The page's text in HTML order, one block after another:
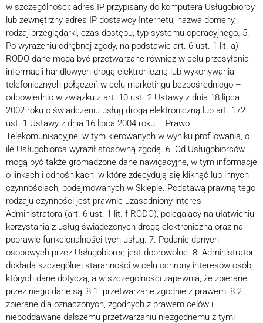
w szczególności: adres IP przypisany do komputera Usługobiorcy
lub zewnętrzny adres IP dostawcy Internetu, nazwa domeny,
rodzaj przeglądarki, czas dostępu, typ systemu operacyjnego. 5.
Po wyrażeniu odrębnej zgody, na podstawie art. 6 ust. 1 lit. a)
RODO dane mogą być przetwarzane również w celu przesyłania
informacji handlowych drogą elektroniczną lub wykonywania
telefonicznych połączeń w celu marketingu bezpośredniego –
odpowiednio w związku z art. 10 ust. 2 Ustawy z dnia 18 lipca
2002 roku o świadczeniu usług drogą elektroniczną lub art. 172
ust. 1 Ustawy z dnia 16 lipca 2004 roku – Prawo
Telekomunikacyjne, w tym kierowanych w wyniku profilowania, o
ile Usługobiorca wyraził stosowną zgodę. 6. Od Usługobiorców
mogą być także gromadzone dane nawigacyjne, w tym informacje
o linkach i odnośnikach, w które zdecydują się kliknąć lub innych
czynnościach, podejmowanych w Sklepie. Podstawą prawną tego
rodzaju czynności jest prawnie uzasadniony interes
Administratora (art. 6 ust. 1 lit. f RODO), polegający na ułatwieniu
korzystania z usług świadczonych drogą elektroniczną oraz na
poprawie funkcjonalności tych usług. 7. Podanie danych
osobowych przez Usługobiorcę jest dobrowolne. 8. Administrator
dokłada szczególnej staranności w celu ochrony interesów osób,
których dane dotyczą, a w szczególności zapewnia, że zbierane
przez niego dane są: 8.1. przetwarzane zgodnie z prawem, 8.2.
zbierane dla oznaczonych, zgodnych z prawem celów i
niepoddawane dalszemu przetwarzaniu niezgodnemu z tymi